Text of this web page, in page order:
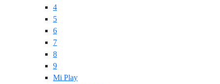
4
5
6
7
8
9
Mi Play